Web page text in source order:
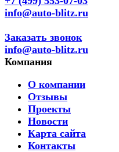
info@auto-blitz.ru
Заказать звонок
info@auto-blitz.ru
Компания
О компании
Отзывы
Проекты
Новости
Карта сайта
Контакты